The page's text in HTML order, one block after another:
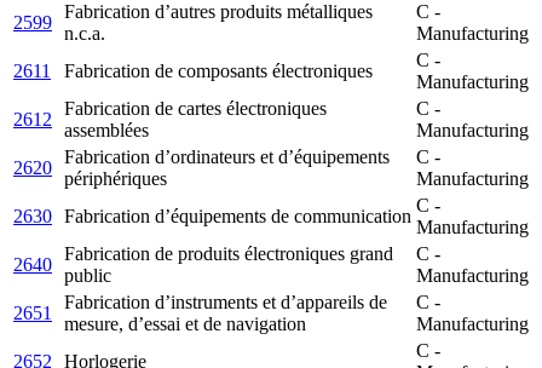
2599
Fabrication d’autres produits métalliques
n.c.a.
C -
Manufacturing
2611
Fabrication de composants électroniques
C -
Manufacturing
2612
Fabrication de cartes électroniques
assemblées
C -
Manufacturing
2620
Fabrication d’ordinateurs et d’équipements
périphériques
C -
Manufacturing
2630 Fabrication d’équipements de communication
C -
Manufacturing
2640
Fabrication de produits électroniques grand
public
C -
Manufacturing
2651
Fabrication d’instruments et d’appareils de
mesure, d’essai et de navigation
C -
Manufacturing
2652
Horlogerie
C -